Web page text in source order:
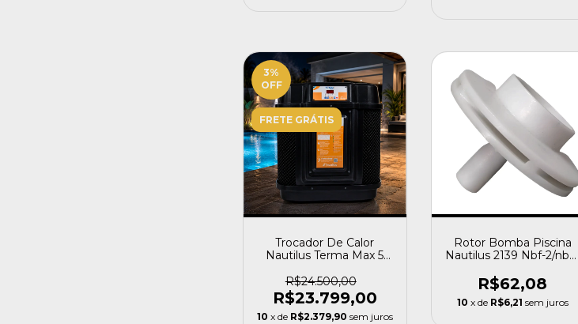
3%
OFF
FRETE GRÁTIS
Trocador De Calor
Nautilus Terma Max 5
380v
R$24.500,00
R$23.799,00
10 x de R$2.379,90 sem juros
Rotor Bomba Piscina
Nautilus 2139 Nbf-2/nbe-
R$62,08
10 x de R$6,21 sem juros